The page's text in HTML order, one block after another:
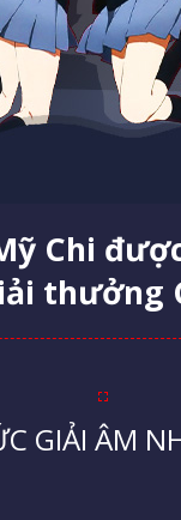
Chi
thưởng
GIẢI ÂM